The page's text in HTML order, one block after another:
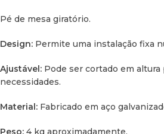
Pé de mesa giratório.
Design: Permite uma instalação fixa
Ajustável: Pode ser cortado em altura
necessidades.
Material: Fabricado em aço
Peso: 4 kg aproximadamente.